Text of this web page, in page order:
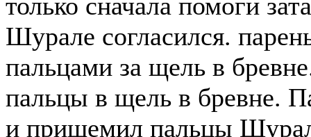
Шурале согласился.
пальцами за щель в
пальцы в щель в бревне.
и прищемил пальцы